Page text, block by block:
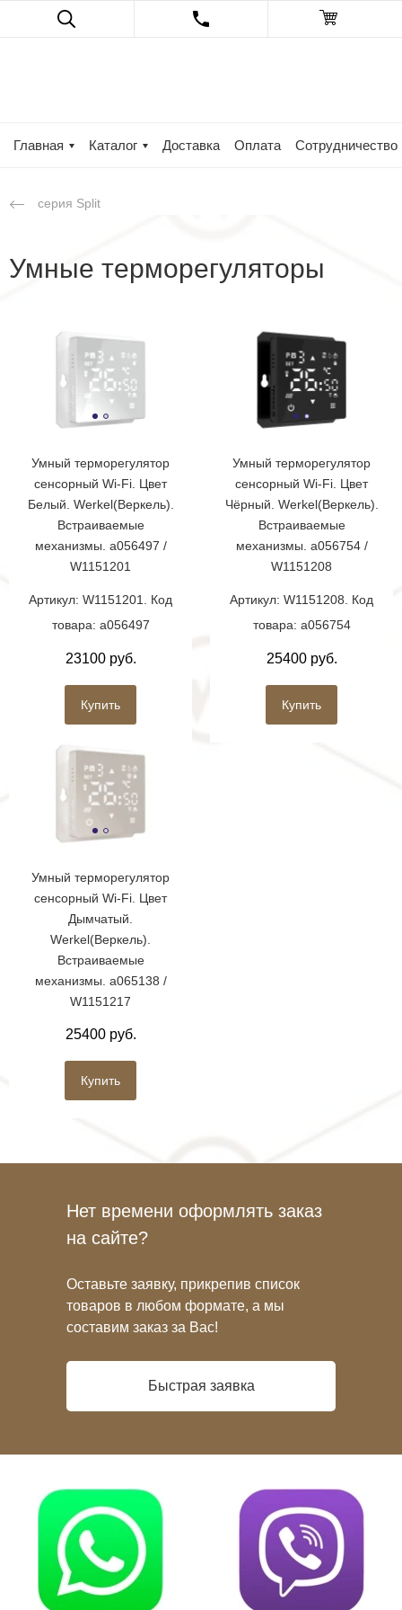
Главная Каталог Доставка Оплата Сотрудничество
серия Split
Умные терморегуляторы
Умный терморегулятор
сенсорный Wi-Fi. Цвет
Белый. Werkel(Веркель).
Встраиваемые
механизмы. a056497 /
W1151201
Артикул: W1151201. Код
товара: a056497
23100 руб.
Купить
Умный терморегулятор
сенсорный Wi-Fi. Цвет
Чёрный. Werkel(Веркель).
Встраиваемые
механизмы. a056754 /
W1151208
Артикул: W1151208. Код
товара: a056754
25400 руб.
Купить
Умный терморегулятор
сенсорный Wi-Fi. Цвет
Дымчатый.
Werkel(Веркель).
Встраиваемые
механизмы. a065138 /
W1151217
25400 руб.
Купить
Нет времени оформлять заказ
на сайте?
Оставьте заявку, прикрепив список
товаров в любом формате, а мы
составим заказ за Вас!
Быстрая заявка